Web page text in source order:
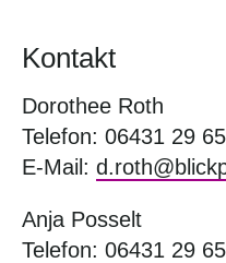
Kontakt
Dorothee Roth
Telefon: 06431 29
E-Mail:
Anja Posselt
Telefon: 06431 29